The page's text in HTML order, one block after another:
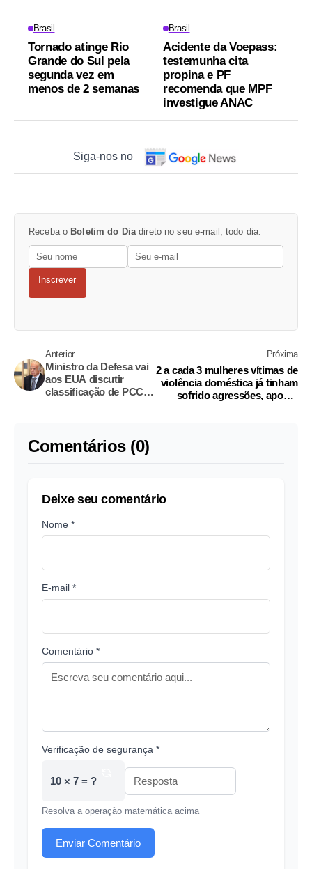
Brasil
Tornado atinge Rio
Grande do Sul pela
segunda vez em
menos de 2 semanas
Brasil
Acidente da Voepass:
testemunha cita
propina e PF
recomenda que MPF
investigue ANAC
Siga-nos no
Receba o Boletim do Diadireto no seu e-mail, todo dia.
Inscrever
Anterior
Ministro da Defesa vai
aos EUA discutir
classificação de PCC e
Próxima
2 a cada 3 mulheres vítimas de
violência doméstica já tinham
sofrido agressões, aponta
Comentários (0)
Deixe seu comentário
Nome *
E-mail *
Comentário *
Verificação de segurança *
10 × 7 = ?
Resolva a operação matemática acima
Enviar Comentário